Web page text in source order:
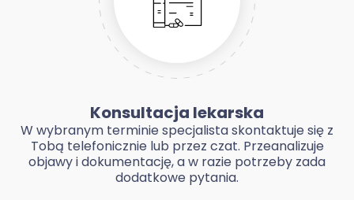
Konsultacja lekarska
W wybranym terminie specjalista skontaktuje się z
Tobą telefonicznie lub przez czat. Przeanalizuje
objawy i dokumentację, a w razie potrzeby zada
dodatkowe pytania.